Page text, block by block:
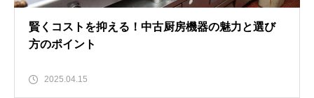
賢くコストを抑える！中古厨房機器の魅力と選び
方のポイント
2025.04.15